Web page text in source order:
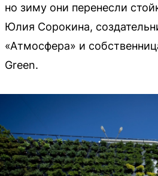
но зиму они перенесли
Юлия Сорокина,
«Атмосфера» и
Green.